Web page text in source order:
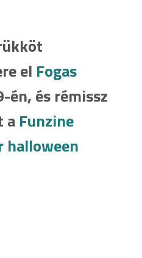
el Fogas
én, és rémissz
a Funzine
halloween